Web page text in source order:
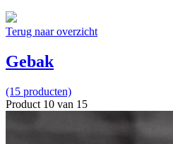
Terug naar overzicht
Gebak
(15 producten)
Product 10 van 15